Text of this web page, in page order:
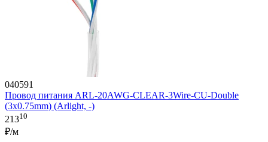
040591
Провод питания ARL-20AWG-CLEAR-3Wire-CU-Double
(3x0.75mm) (Arlight, -)
21310
₽/м